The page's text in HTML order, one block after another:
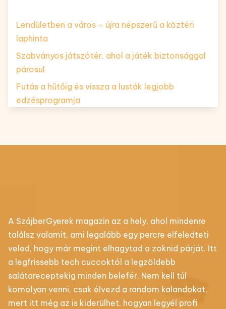
Lendületben a város – újra népszerű a köztéri
laphinta
Szabványos játszótér, ahol a játék biztonsággal
párosul
Futás a hűtőig és vissza a lusták legjobb
edzésprogramja
A SzájberGyerek magazin az a hely, ahol mindenre
találsz valamit, ami legalább egy percre elfeledteti
veled, hogy már megint elhagytad a zoknid párját. Itt
a legfrissebb tech cuccoktól a legzöldebb
salátareceptekig minden belefér. Nem kell túl
komolyan venni, csak élvezd a random kalandokat,
mert itt még az is kiderülhet, hogyan legyél profi